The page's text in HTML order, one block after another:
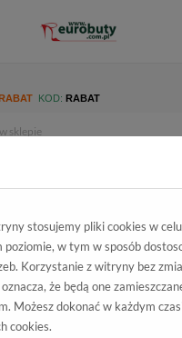
KOD: RABAT
Damskie
Wszystkie produkty
stosujemy pliki cookies w
poziomie, w tym w sposób
Korzystanie z witryny bez
że będą one
Możesz dokonać w każdym
cookies.